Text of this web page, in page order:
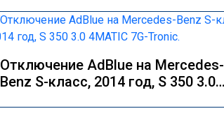
Отключение AdBlue на Mercedes-
Benz S-класс, 2014 год, S 350 3.0